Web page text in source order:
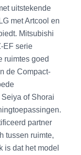
uitstekende
met Artcool en
Mitsubishi
EF serie
ruimtes goed
de Compact-
of Shorai
partner
tussen ruimte,
is dat het model